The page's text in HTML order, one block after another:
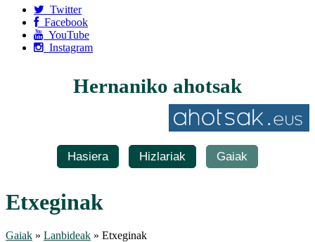
Twitter
Facebook
YouTube
Instagram
Hernaniko ahotsak
Hasiera Hizlariak Gaiak
Etxeginak
Gaiak » Lanbideak » Etxeginak